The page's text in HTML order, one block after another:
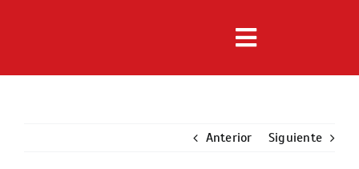
Toggle
Navigation
Servicios
Anterior Siguiente